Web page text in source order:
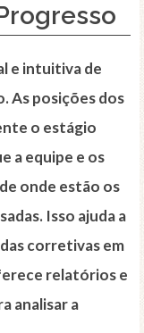
e intuitiva de
As posições dos
o estágio
a equipe e os
onde estão os
Isso ajuda a
corretivas em
relatórios e
analisar a